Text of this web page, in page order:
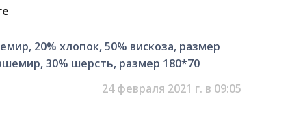
20% хлопок, 50% вискоза, размер
30% шерсть, размер 180*70
24 февраля 2021 г. в 09:05